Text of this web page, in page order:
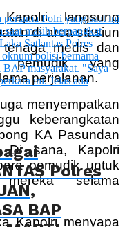
langsung
di area stasiun
medis dan
pemudik yang
perjalanan.
menyempatkan
keberangkatan
KA Pasundan
Di sana, Kapolri
pemudik untuk
mereka selama
Kapolri menyapa
Polres
BAP